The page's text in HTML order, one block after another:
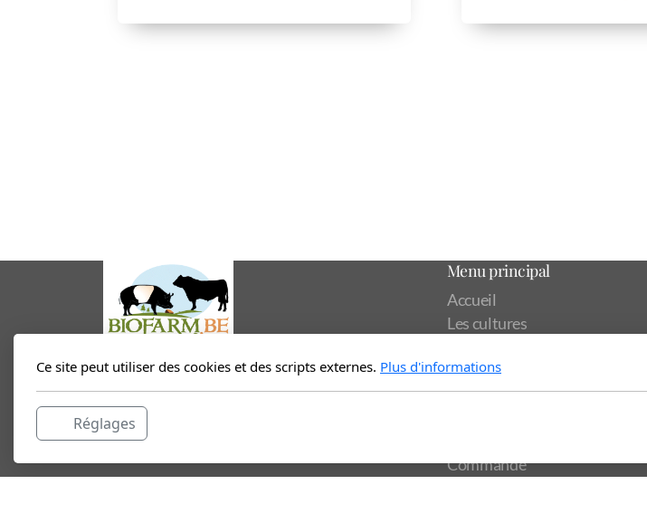
Chemin de Mousny 14
6972 Tenneville
Menu principal
Accueil
Les cultures
La transformation
L’épicerie
Commande
Ce site peut utiliser des cookies et des scripts externes. Plus d'informations
Réglages